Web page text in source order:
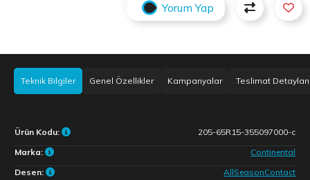
Yorum Yap
Teknik Bilgiler Genel Özellikler Kampanyalar Teslimat Detayları
Ürün Kodu:
205-65R15-355097000-c
Marka:
Continental
Desen:
AllSeasonContact